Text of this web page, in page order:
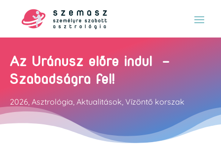
Az Uránusz előre indul –
Szabadságra fel!
2026, Asztrológia, Aktualitások, Vízöntő korszak